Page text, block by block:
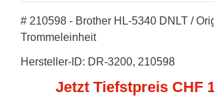
# 210598 - Brother HL-5340 DNLT /
Trommeleinheit
Hersteller-ID: DR-3200, 210598
Jetzt Tiefstpreis CHF